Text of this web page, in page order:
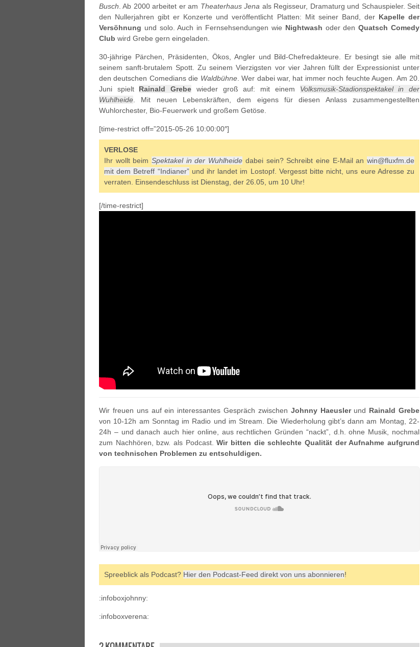
Busch . Ab 2000 arbeitet er am Theaterhaus Jena als Regisseur, Dramaturg und Schauspieler. Seit
den Nullerjahren gibt er Konzerte und veröffentlicht Platten: Mit seiner Band, der Kapelle der
Versöhnung und solo. Auch in Fernsehsendungen wie Nightwash oder denQuatsch Comedy
Club wird Grebe gern eingeladen.
30-jährige Pärchen, Präsidenten, Ökos, Angler und Bild-Chefredakteure. Er besingt sie alle mit
seinem sanft-brutalem Spott. Zu seinem Vierzigsten vor vier Jahren füllt der Expressionist unter
den deutschen Comedians die Waldbühne. Wer dabei war, hat immer noch feuchte Augen. Am 20.
Juni spielt Rainald Grebe wieder groß auf: mit einem Volksmusik-Stadionspektakel in der
Wuhlheide . Mit neuen Lebenskräften, dem eigens für diesen Anlass zusammengestellten
Wuhlorchester, Bio-Feuerwerk und großem Getöse.
[time-restrict off=”2015-05-26 10:00:00″]
VERLOSE
Ihr wollt beimSpektakel in der Wuhlheide dabei sein? Schreibt eine E-Mail anwin@fluxfm.de
mit dem Betreff “Indianer”und ihr landet im Lostopf. Vergesst bitte nicht, uns eure Adresse zu
verraten. Einsendeschluss ist Dienstag, der 26.05, um 10 Uhr!
[/time-restrict]
Wir freuen uns auf ein interessantes Gespräch zwischen Johnny Haeuslerund Rainald Grebe
von 10-12h am Sonntag im Radio und im Stream. Die Wiederholung gibt’s dann am Montag, 22-
24h – und danach auch hier online, aus rechtlichen Gründen “nackt”, d.h. ohne Musik, nochmal
zum Nachhören, bzw. als Podcast.Wir bitten die schlechte Qualität der Aufnahme aufgrund
von technischen Problemen zu entschuldigen.
Spreeblick als Podcast? Hier den Podcast-Feed direkt von uns abonnieren!
:infoboxjohnny:
:infoboxverena: